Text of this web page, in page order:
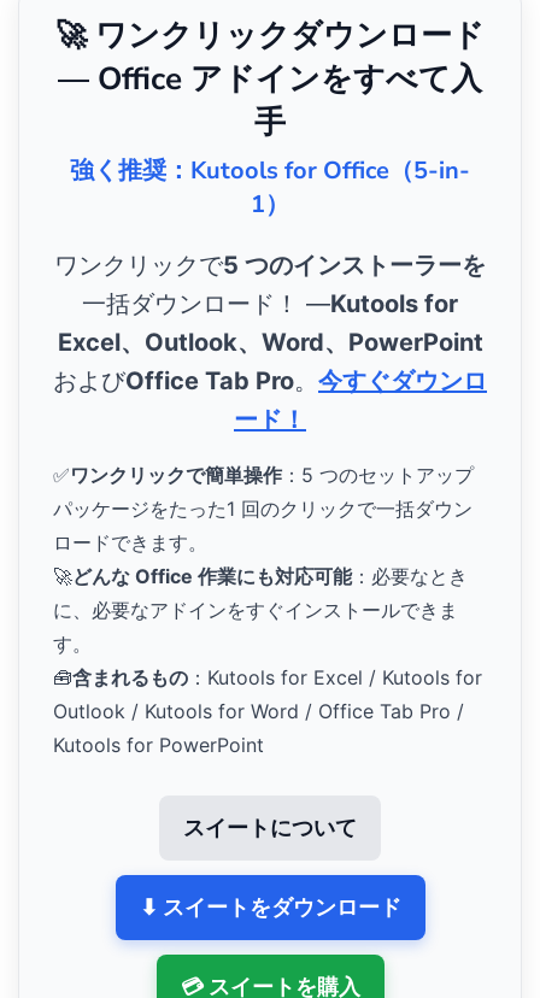
🚀 ワンクリックダウンロード
— Office アドインをすべて入
手
強く推奨：Kutools for Office（5-in-
1）
ワンクリックで5 つのインストーラーを
一括ダウンロード！ ―Kutools for
Excel、Outlook、Word、PowerPoint
およびOffice Tab Pro。 今すぐダウンロ
ード！
✅ワンクリックで簡単操作 ：5 つのセットアップ
パッケージをたった1 回のクリックで一括ダウン
ロードできます。
🚀どんな Office 作業にも対応可能：必要なとき
に、必要なアドインをすぐインストールできま
す。
🧰含まれるもの ：Kutools for Excel / Kutools for
Outlook / Kutools for Word / Office Tab Pro /
Kutools for PowerPoint
スイートについて
⬇ スイートをダウンロード
💳 スイートを購入